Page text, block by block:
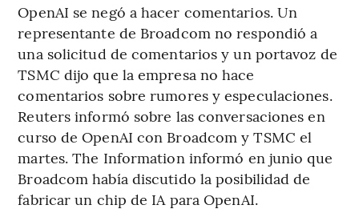
OpenAI se negó a hacer comentarios. Un
representante de Broadcom no respondió a
una solicitud de comentarios y un portavoz de
TSMC dijo que la empresa no hace
comentarios sobre rumores y especulaciones.
Reuters informó sobre las conversaciones en
curso de OpenAI con Broadcom y TSMC el
martes. The Information informó en junio que
Broadcom había discutido la posibilidad de
fabricar un chip de IA para OpenAI.